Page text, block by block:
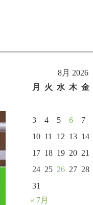
8月 2026
月
火 水 木 金
3
4 5 6 7
10 11 12 13 14
17 18 19 20 21
24 25 26 27 28
31
« 7月